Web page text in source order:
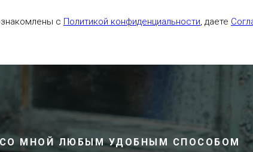
с Политикой конфиденциальности , даете
МНОЙ ЛЮБЫМ УДОБНЫМ СПОСОБОМ